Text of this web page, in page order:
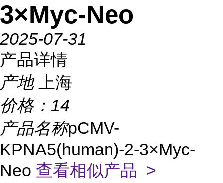
3×Myc-Neo
2025-07-31
产品详情
产地
上海
价格： 14
产品名称pCMV-
KPNA5(human)-2-3×Myc-
Neo 查看相似产品 >